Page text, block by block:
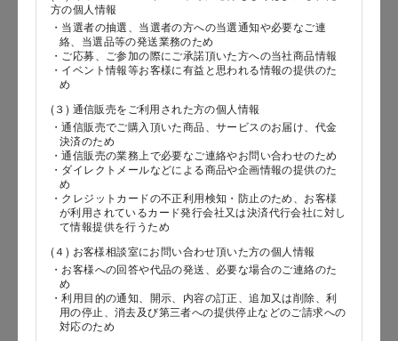
方の個人情報
・当選者の抽選、当選者の方への当選通知や必要なご連
絡、当選品等の発送業務のため
・ご応募、ご参加の際にご承諾頂いた方への当社商品情報
・イベント情報等お客様に有益と思われる情報の提供のた
め
(３) 通信販売をご利用された方の個人情報
・通信販売でご購入頂いた商品、サービスのお届け、代金
決済のため
・通信販売の業務上で必要なご連絡やお問い合わせのため
・ダイレクトメールなどによる商品や企画情報の提供のた
め
・クレジットカードの不正利用検知・防止のため、お客様
が利用されているカード発行会社又は決済代行会社に対し
て情報提供を行うため
(４) お客様相談室にお問い合わせ頂いた方の個人情報
・お客様への回答や代品の発送、必要な場合のご連絡のた
め
・利用目的の通知、開示、内容の訂正、追加又は削除、利
用の停止、消去及び第三者への提供停止などのご請求への
対応のため
［セイ］
［メイ］
（全角で入力してください）
電話番号
メールアドレス
郵便番号